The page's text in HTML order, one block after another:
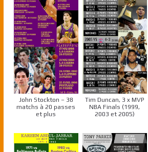
John Stockton – 38
matchs à 20 passes
et plus
Tim Duncan, 3 x MVP
NBA Finals (1999,
2003 et 2005)